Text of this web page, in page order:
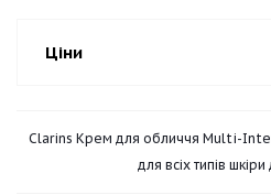
Ціни
Clarins Крем для обличчя Multi-
для всіх типів